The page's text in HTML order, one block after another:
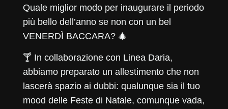
Quale miglior modo per inaugurare il periodo
più bello dell’anno se non con un bel
VENERDÌ BACCARA? 🎄
🍸 In collaborazione con Linea Daria,
abbiamo preparato un allestimento che non
lascerà spazio ai dubbi: qualunque sia il tuo
mood delle Feste di Natale, comunque vada,